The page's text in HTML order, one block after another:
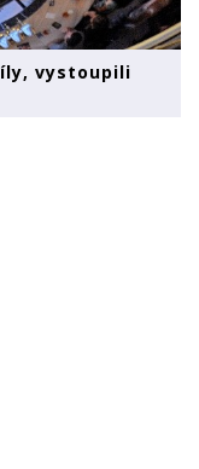
vystoupili